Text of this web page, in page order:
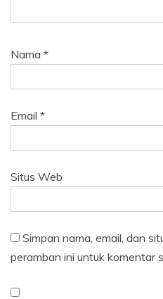
Nama *
Email *
Situs Web
Simpan nama, email, dan
peramban ini untuk komentar